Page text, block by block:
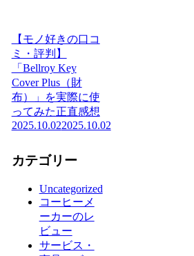
【モノ好きの口コ
ミ・評判】
「Bellroy Key
Cover Plus（財
布）」を実際に使
ってみた正直感想
2025.10.022025.10.02
カテゴリー
Uncategorized
コーヒーメ
ーカーのレ
ビュー
サービス・